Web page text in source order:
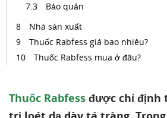
Bảo quản
Nhà sản xuất
Thuốc Rabfess giá bao nhiêu?
Thuốc Rabfess mua ở đâu?
Thuốc Rabfess được chỉ định